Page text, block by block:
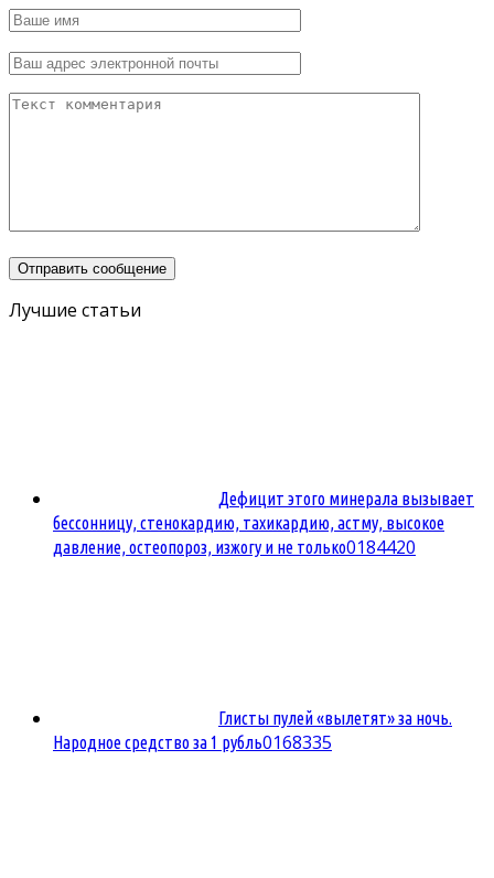
Лучшие статьи
Дефицит этого минерала вызывает
бессонницу, стенокардию, тахикардию, астму, высокое
давление, остеопороз, изжогу и не только0184420
Глисты пулей «вылетят» за ночь.
Народное средство за 1 рубль0168335